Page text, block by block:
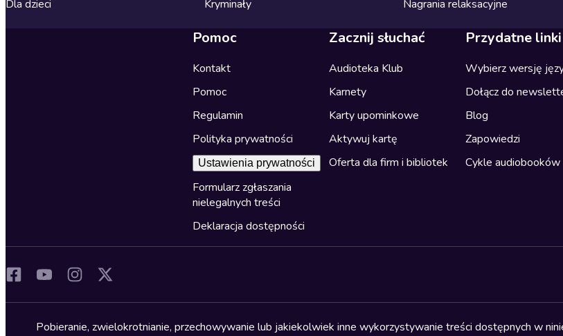
Dla dzieci
Kryminały
Nagrania relaksacyjne
Pomoc
Kontakt
Pomoc
Regulamin
Polityka prywatności
Ustawienia prywatności
Formularz zgłaszania
nielegalnych treści
Deklaracja dostępności
Zacznij słuchać
Audioteka Klub
Karnety
Karty upominkowe
Aktywuj kartę
Oferta dla firm i bibliotek
Przydatne linki
Wybierz wersję
Dołącz do
Blog
Zapowiedzi
Cykle audiobooków
Pobieranie, zwielokrotnianie, przechowywanie lub jakiekolwiek inne wykorzystywanie treści dostępnych w